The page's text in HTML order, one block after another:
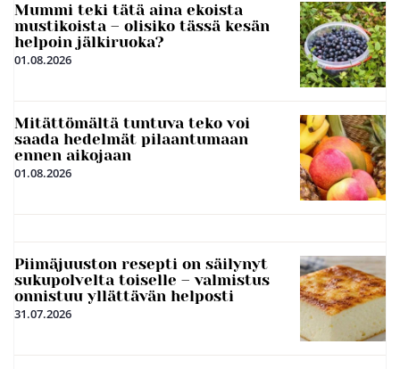
Mummi teki tätä aina ekoista
mustikoista – olisiko tässä kesän
helpoin jälkiruoka?
01.08.2026
Mitättömältä tuntuva teko voi
saada hedelmät pilaantumaan
ennen aikojaan
01.08.2026
Piimäjuuston resepti on säilynyt
sukupolvelta toiselle – valmistus
onnistuu yllättävän helposti
31.07.2026